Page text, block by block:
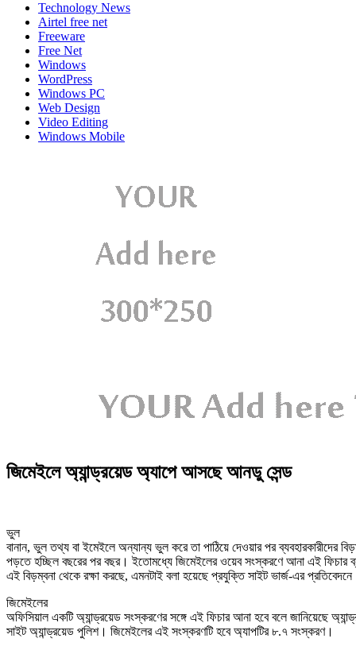
Technology News
Airtel free net
Freeware
Free Net
Windows
WordPress
Windows PC
Web Design
Video Editing
Windows Mobile
জিমেইলে অ্যান্ড্রয়েড অ্যাপে আসছে আনডু সেন্ড
ভুল
বানান, ভুল তথ্য বা ইমেইলে অন্যান্য ভুল করে তা পাঠিয়ে দেওয়ার পর ব্যবহারকারীদের
পড়তে হচ্ছিল বছরের পর বছর। ইতোমধ্যে জিমেইলের ওয়েব সংস্করণে আনা এই ফিচার
এই বিড়ম্বনা থেকে রক্ষা করছে, এমনটাই বলা হয়েছে প্রযুক্তি সাইট ভার্জ-এর
জিমেইলের
অফিসিয়াল একটি অ্যান্ড্রয়েড সংস্করণের সঙ্গে এই ফিচার আনা হবে বলে জানিয়েছে
সাইট অ্যান্ড্রয়েড পুলিশ। জিমেইলের এই সংস্করণটি হবে অ্যাপটির ৮.৭ সংস্করণ।